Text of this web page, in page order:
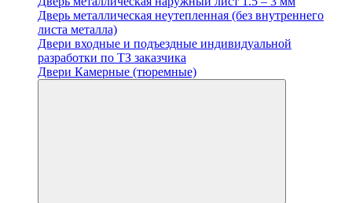
Дверь металлическая неутепленная (без внутреннего
листа металла)
Двери входные и подъездные индивидуальной
разработки по ТЗ заказчика
Двери Камерные (тюремные)